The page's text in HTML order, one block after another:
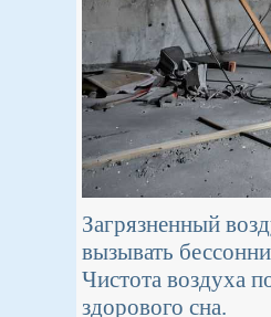
Загрязненный
вызывать
Чистота воздуха
здорового сна.